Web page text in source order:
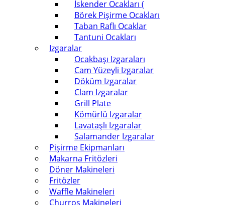
İskender Ocakları (
Börek Pişirme Ocakları
Taban Raflı Ocaklar
Tantuni Ocakları
Izgaralar
Ocakbaşı Izgaraları
Cam Yüzeyli Izgaralar
Döküm Izgaralar
Clam Izgaralar
Grill Plate
Kömürlü Izgaralar
Lavataşlı Izgaralar
Salamander Izgaralar
Pişirme Ekipmanları
Makarna Fritözleri
Döner Makineleri
Fritözler
Waffle Makineleri
Churros Makineleri